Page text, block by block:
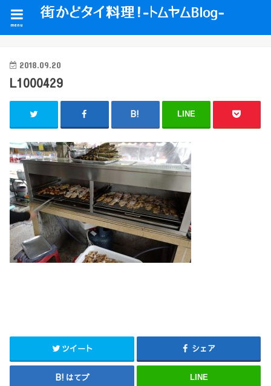
menu
2018.09.20
L1000429
LINE
ツイート シェア
はてブ LINE